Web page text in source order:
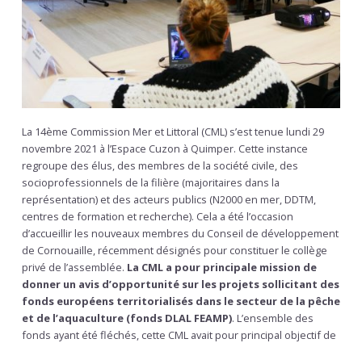
La 14ème Commission Mer et Littoral (CML) s’est tenue lundi 29
novembre 2021 à l’Espace Cuzon à Quimper. Cette instance
regroupe des élus, des membres de la société civile, des
socioprofessionnels de la filière (majoritaires dans la
représentation) et des acteurs publics (N2000 en mer, DDTM,
centres de formation et recherche). Cela a été l’occasion
d’accueillir les nouveaux membres du Conseil de développement
de Cornouaille, récemment désignés pour constituer le collège
privé de l’assemblée. La CML a pour principale mission de
donner un avis d’opportunité sur les projets sollicitant des
fonds européens territorialisés dans le secteur de la pêche
et de l’aquaculture (fonds DLAL FEAMP). L’ensemble des
fonds ayant été fléchés, cette CML avait pour principal objectif de